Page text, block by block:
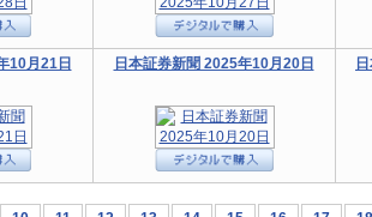
10月21日 日本証券新聞 2025年10月20日